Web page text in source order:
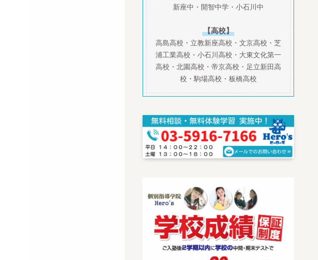
新座中・開智中学・小石川中
【高校】
高島高校・立教新座高校・文京高校・芝
浦工業高校・小石川高校・大東文化第一
高校・北園高校・帝京高校・足立新田高
校・駒場高校・板橋高校